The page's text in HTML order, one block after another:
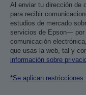
Al enviar tu dirección de
para recibir
estudios de mercado
servicios de Epson— por
comunicación
que usas la web, tal y
información sobre
*Se aplican restricciones